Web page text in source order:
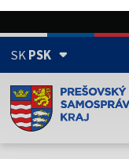
SKPSK
Doména psk.sk je
Toto je oficiálna